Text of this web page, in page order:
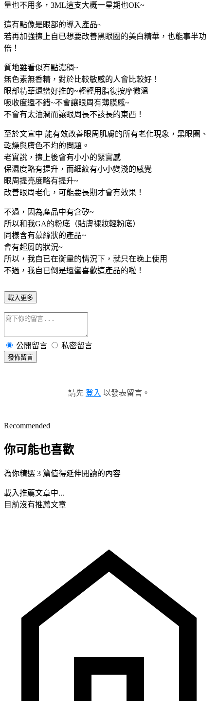
量也不用多，3ML這支大概一星期也OK~
這有點像是眼部的導入產品~
若再加強擦上自已想要改善黑眼圈的美白精華，也能事半功
倍！
質地雖看似有點濃稠~
無色素無香精，對於比較敏感的人會比較好！
眼部精華還蠻好推的~輕輕用脂復按摩微溫
吸收度還不錯~不會讓眼周有薄膜感~
不會有太油潤而讓眼周長不該長的東西！
至於文宣中 能有效改善眼周肌膚的所有老化現象， 黑眼圈、
乾燥與膚色不均的問題。
老實說，擦上後會有小小的緊實感
保濕度略有提升，而細紋有小小變淺的感覺
眼周提亮度略有提升~
改善眼周老化，可能要長期才會有效果！
不過，因為產品中有含矽~
所以和我GA的粉底（貼膚裸妝輕粉底）
同樣含有慕絲狀的產品~
會有起屑的狀況~
所以，我自已在衡量的情況下，就只在晚上使用
不過，我自已倒是還蠻喜歡這產品的啦！
載入更多
公開留言 私密留言
發佈留言
請先 登入 以發表留言。
Recommended
你可能也喜歡
為你精選 3 篇值得延伸閱讀的內容
載入推薦文章中...
目前沒有推薦文章